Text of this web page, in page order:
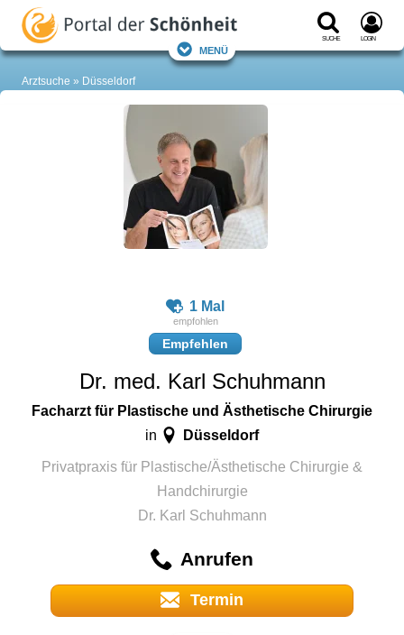
Suche Login
Menü
Arztsuche Düsseldorf
1 Mal
Empfehlen
Dr. med. Karl Schuhmann
Facharzt für Plastische und Ästhetische Chirurgie
in Düsseldorf
Privatpraxis für Plastische/Ästhetische Chirurgie &
Handchirurgie
Dr. Karl Schuhmann
Anrufen
Termin